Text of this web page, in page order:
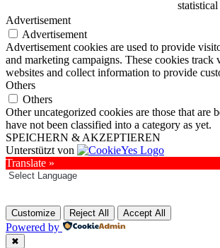
statistical
Advertisement
Advertisement
Advertisement cookies are used to provide
and marketing campaigns. These cookies track
websites and collect information to provide
Others
Others
Other uncategorized cookies are those that are
have not been classified into a category as yet.
SPEICHERN & AKZEPTIEREN
Unterstützt von
Translate »
Customize Reject All Accept All
Powered by
✖